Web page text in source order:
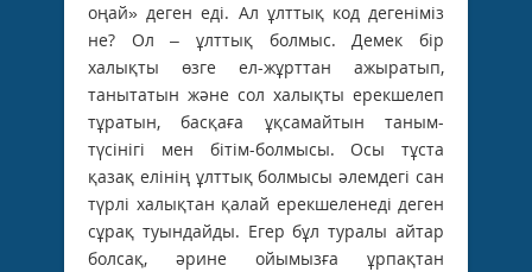
оңай» деген еді. Ал ұлттық код дегеніміз
не? Ол – ұлттық болмыс. Демек бір
халықты өзге ел-жұрттан ажыратып,
танытатын және сол халықты ерекшелеп
тұратын, басқаға ұқсамайтын таным-
түсінігі мен бітім-болмысы. Осы тұста
қазақ елінің ұлттық болмысы әлемдегі сан
түрлі халықтан қалай ерекшеленеді деген
сұрақ туындайды. Егер бұл туралы айтар
болсақ, әрине ойымызға ұрпақтан